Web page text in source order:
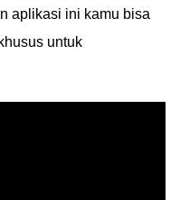
aplikasi ini kamu bisa
khusus untuk